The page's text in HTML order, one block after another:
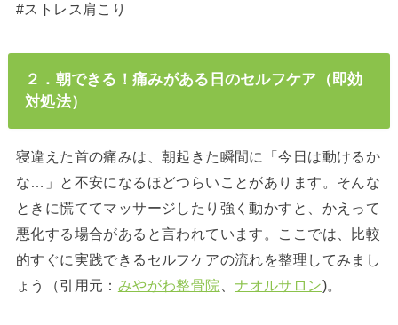
#ストレス肩こり
２．朝できる！痛みがある日のセルフケア（即効
対処法）
寝違えた首の痛みは、朝起きた瞬間に「今日は動けるか
な…」と不安になるほどつらいことがあります。そんな
ときに慌ててマッサージしたり強く動かすと、かえって
悪化する場合があると言われています。ここでは、比較
的すぐに実践できるセルフケアの流れを整理してみまし
ょう（引用元： みやがわ整骨院 、ナオルサロン)。